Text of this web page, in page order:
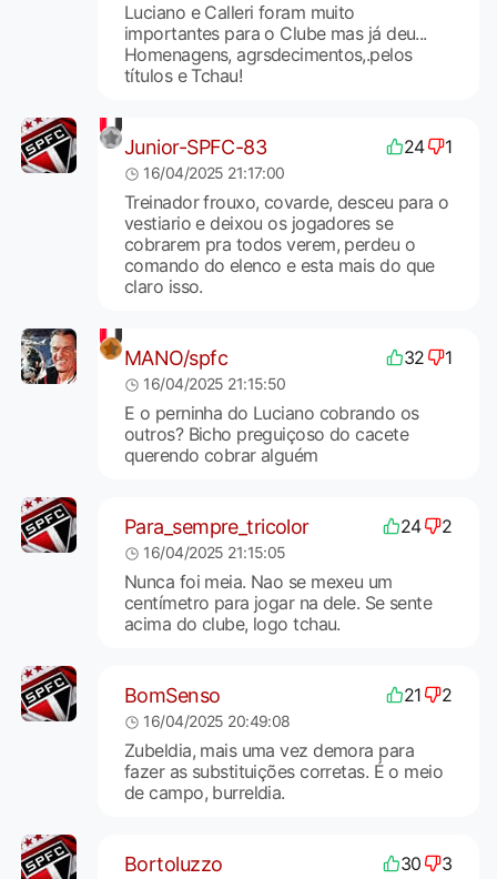
Luciano e Calleri foram muito
importantes para o Clube mas já deu...
Homenagens, agrsdecimentos,.pelos
títulos e Tchau!
Junior-SPFC-83 24 1
16/04/2025 21:17:00
Treinador frouxo, covarde, desceu para o
vestiario e deixou os jogadores se
cobrarem pra todos verem, perdeu o
comando do elenco e esta mais do que
claro isso.
MANO/spfc 32 1
16/04/2025 21:15:50
E o perninha do Luciano cobrando os
outros? Bicho preguiçoso do cacete
querendo cobrar alguém
Para_sempre_tricolor 24 2
16/04/2025 21:15:05
Nunca foi meia. Nao se mexeu um
centímetro para jogar na dele. Se sente
acima do clube, logo tchau.
BomSenso 21 2
16/04/2025 20:49:08
Zubeldia, mais uma vez demora para
fazer as substituições corretas. É o meio
de campo, burreldia.
Bortoluzzo 30 3